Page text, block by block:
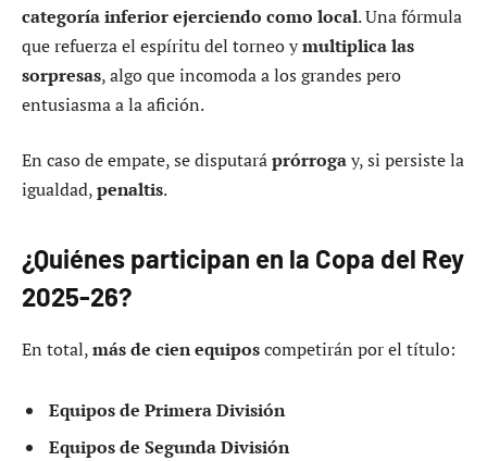
categoría inferior ejerciendo como local. Una fórmula
que refuerza el espíritu del torneo ymultiplica las
sorpresas, algo que incomoda a los grandes pero
entusiasma a la afición.
En caso de empate, se disputaráprórrogay, si persiste la
igualdad,penaltis.
¿Quiénes participan en la Copa del Rey
2025-26?
En total,más de cien equiposcompetirán por el título:
Equipos de Primera División
Equipos de Segunda División